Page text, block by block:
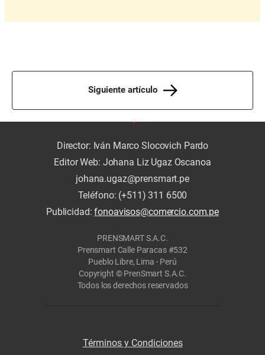
Siguiente artículo
Director: Iván Marco Slocovich Pardo
Editor Web: Johana Liz Ugaz Oscanoa
johana.ugaz@prensmart.pe
Teléfono: (+511) 311 6500
Publicidad:fonoavisos@comercio.com.pe
PRENSMART S.A.C.
Prensmart Calle Paracas #532
Pueblo Libre, Lima - Perú
Copyright © PrenSmart S.A.C.
Todos los derechos reservados
Términos y Condiciones